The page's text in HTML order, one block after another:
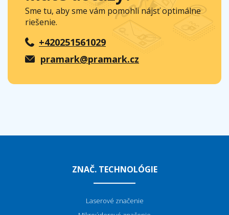
Sme tu, aby sme vám pomohli nájsť optimálne
riešenie.
+420251561029
pramark@pramark.cz
ZNAČ. TECHNOLÓGIE
Laserové značenie